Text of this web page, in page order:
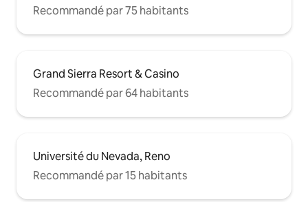
Recommandé par 75 habitants
Grand Sierra Resort & Casino
Recommandé par 64 habitants
Université du Nevada, Reno
Recommandé par 15 habitants